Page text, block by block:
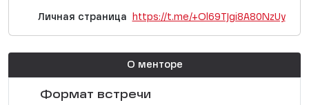
Личная страница https://t.me/+Ol69TJgi8A80NzUy
О менторе
Формат встречи